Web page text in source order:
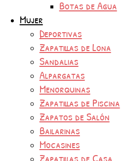
Botas de Agua
Mujer
Deportivas
Zapatillas de Lona
Sandalias
Alpargatas
Menorquinas
Zapatillas de Piscina
Zapatos de Salón
Bailarinas
Mocasines
Zapatillas de Casa